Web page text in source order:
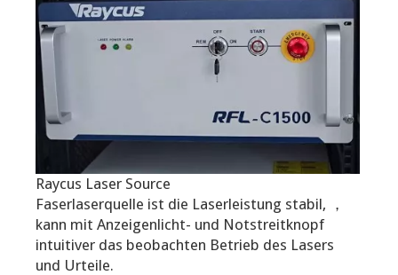
Raycus Laser Source
Faserlaserquelle ist die Laserleistung stabil, ，
kann mit Anzeigenlicht- und Notstreitknopf
intuitiver das beobachten Betrieb des Lasers
und Urteile.